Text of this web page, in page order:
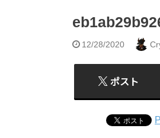
12/28/2020
ポスト